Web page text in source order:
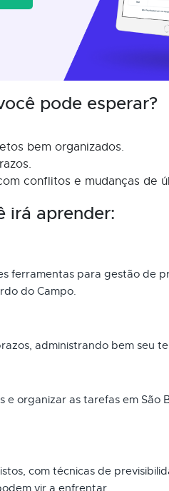
pode esperar?
bem organizados.
conflitos e mudanças de
irá aprender:
ferramentas para gestão de
do Campo.
administrando bem seu
organizar as tarefas em São
com técnicas de
vir a enfrentar.